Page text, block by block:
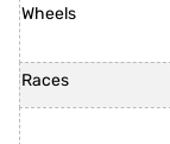
Wheels
Races